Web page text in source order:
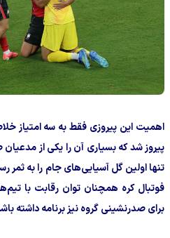
اهمیت این پیروزی فقط به سه امتیاز
تنها اولین گل آسیایی‌های جام را به ثمر
فوتبال کره همچنان توان رقابت با
برای صدرنشینی گروه نیز برنامه داشته